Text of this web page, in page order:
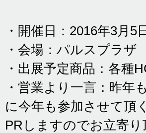
・開催日：2016年3月5
・会場：パルスプラザ
・出展予定商品：各種
・営業より一言：昨年
に今年も参加させて頂
PRしますのでお立寄